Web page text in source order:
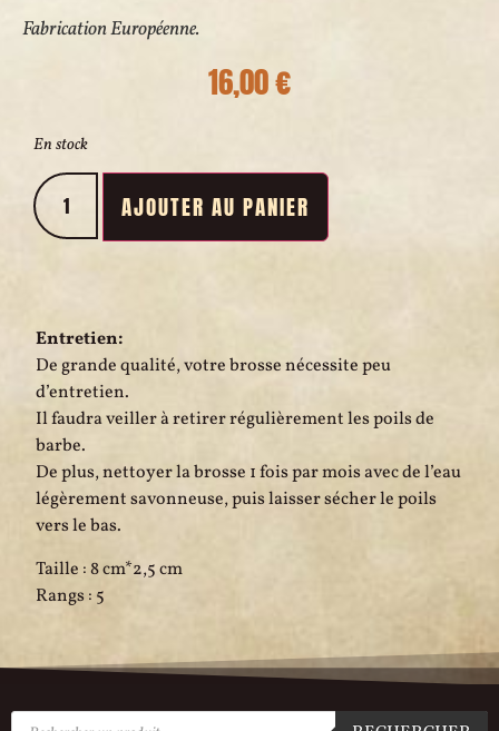
Fabrication Européenne.
16,00€
En stock
AJOUTER AU PANIER
Entretien:
De grande qualité, votre brosse nécessite peu
d’entretien.
Il faudra veiller à retirer régulièrement les poils de
barbe.
De plus, nettoyer la brosse 1 fois par mois avec de l’eau
légèrement savonneuse, puis laisser sécher le poils
vers le bas.
Taille : 8 cm*2,5 cm
Rangs : 5